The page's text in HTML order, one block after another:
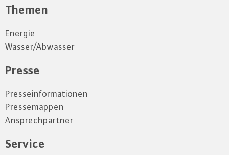
Themen
Energie
Wasser/Abwasser
Presse
Presseinformationen
Pressemappen
Ansprechpartner
Service